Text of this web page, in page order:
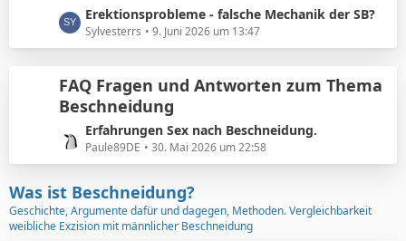
i
t
g
e
L
e
t
t
e
e
r
ä
g
Erektionsprobleme - falsche Mechanik der SB?
Sylvesterrs 9. Juni 2026 um 13:47
FAQ Fragen und Antworten zum Thema
Beschneidung
L
e
t
z
t
e
Erfahrungen Sex nach Beschneidung.
Paule89DE 30. Mai 2026 um 22:58
Was ist Beschneidung?
Geschichte, Argumente dafür und dagegen, Methoden. Vergleichbarkeit
weibliche Exzision mit männlicher Beschneidung